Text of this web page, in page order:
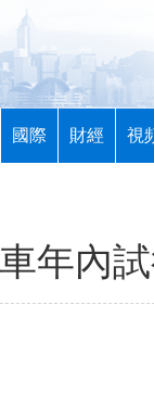
國際 財經 視
年內